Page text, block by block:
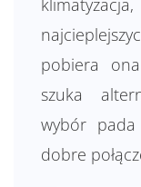
pobiera
szuka
wybór
dobre